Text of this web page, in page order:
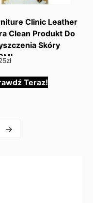
Clinic Leather
Clean Produkt Do
Skóry
zł
Teraz!
→